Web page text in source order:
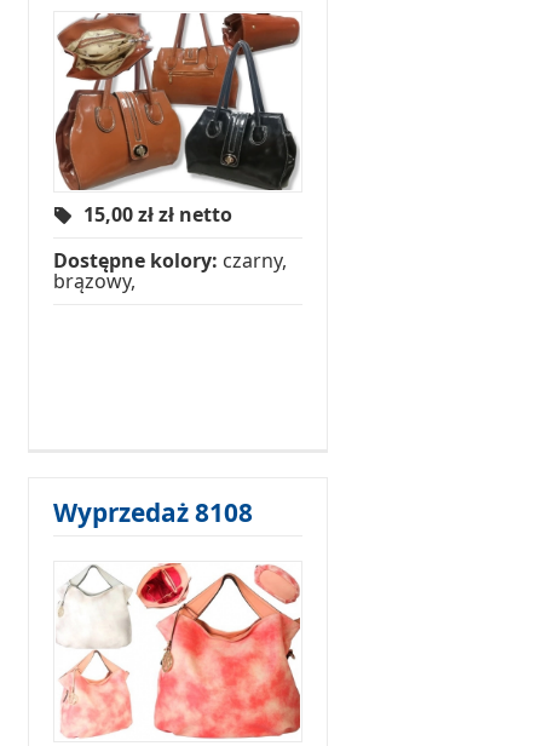
15,00 złzł netto
Dostępne kolory: czarny,
brązowy,
Wyprzedaż 8108